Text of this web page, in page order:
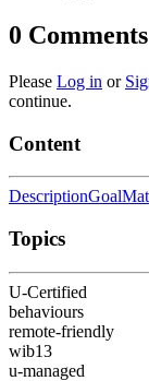
0 Comments
Please Log in or
continue.
Content
DescriptionGoal
Topics
U-Certified
behaviours
remote-friendly
wib13
u-managed